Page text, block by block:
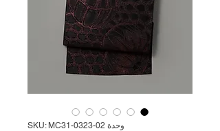
وحدة SKU: MC31-0323-02